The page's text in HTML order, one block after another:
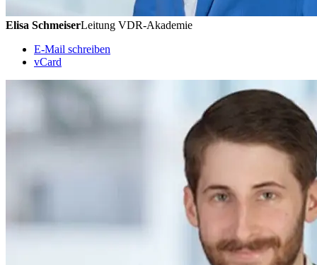
Elisa SchmeiserLeitung VDR-Akademie
E-Mail schreiben
vCard